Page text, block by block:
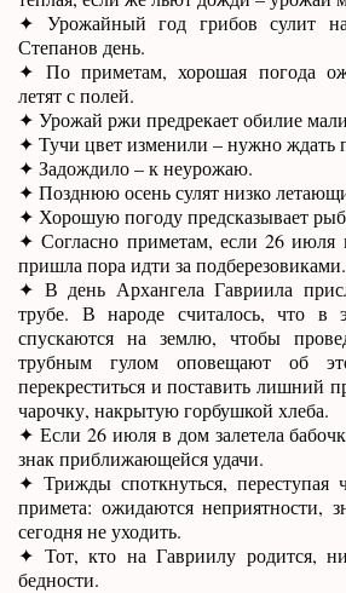
✦ Урожайный год грибов сулит
Степанов день.
✦ По приметам, хорошая погода
летят с полей.
✦ Урожай ржи предрекает обилие
✦ Тучи цвет изменили – нужно ждать
✦ Задождило – к неурожаю.
✦ Позднюю осень сулят низко
✦ Хорошую погоду предсказывает
✦ Согласно приметам, если 26 июля
пришла пора идти за подберезовиками.
✦ В день Архангела Гавриила
трубе. В народе считалось, что в
спускаются на землю, чтобы
трубным гулом оповещают об
перекреститься и поставить лишний
чарочку, накрытую горбушкой хлеба.
✦ Если 26 июля в дом залетела
знак приближающейся удачи.
✦ Трижды споткнуться, переступая
примета: ожидаются неприятности,
сегодня не уходить.
✦ Тот, кто на Гавриилу родится,
бедности.